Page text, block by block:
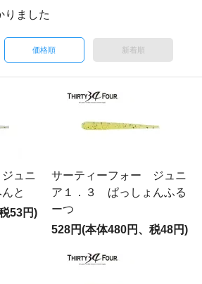
りました
価格順 新着順
ュニ
と
53円)
サーティーフォー ジュニ
ア１．３ ぱっしょんふる
ーつ
528円(本体480円、税48円)